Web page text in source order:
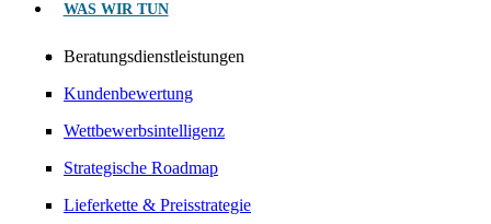
WAS WIR TUN
Beratungsdienstleistungen
Kundenbewertung
Wettbewerbsintelligenz
Strategische Roadmap
Lieferkette & Preisstrategie